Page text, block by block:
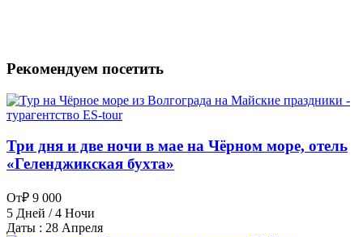
Рекомендуем посетить
Три дня и две ночи в мае на Чёрном море, отель
«Геленджикская бухта»
От₽ 9 000
5 Дней / 4 Ночи
Даты : 28 Апреля